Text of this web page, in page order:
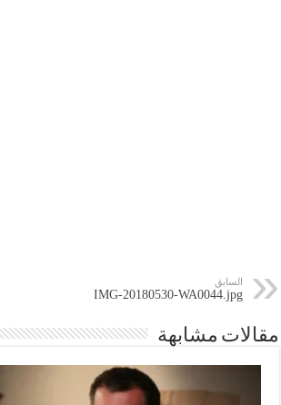
السابق
IMG-20180530-WA0044.jpg
مقالات مشابهة